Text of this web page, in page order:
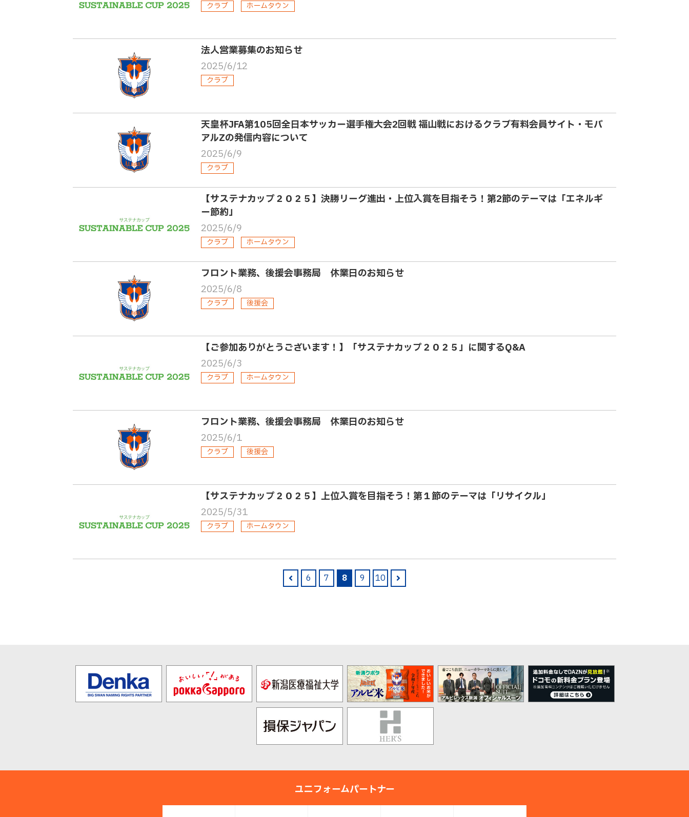
クラブ ホームタウン
法人営業募集のお知らせ
2025/6/12
クラブ
天皇杯JFA第105回全日本サッカー選手権大会2回戦 福山戦におけるクラブ有料会員サイト・モバ
アルZの発信内容について
2025/6/9
クラブ
【サステナカップ２０２５】決勝リーグ進出・上位入賞を目指そう！第2節のテーマは「エネルギ
ー節約」
2025/6/9
クラブ ホームタウン
フロント業務、後援会事務局 休業日のお知らせ
2025/6/8
クラブ 後援会
【ご参加ありがとうございます！】「サステナカップ２０２５」に関するQ&A
2025/6/3
クラブ ホームタウン
フロント業務、後援会事務局 休業日のお知らせ
2025/6/1
クラブ 後援会
【サステナカップ２０２５】上位入賞を目指そう！第１節のテーマは「リサイクル」
2025/5/31
クラブ ホームタウン
6 7 8 9
10
ユニフォームパートナー